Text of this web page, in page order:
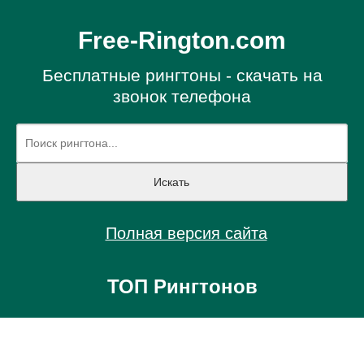
Free-Rington.com
Бесплатные рингтоны - скачать на
звонок телефона
Полная версия сайта
ТОП Рингтонов